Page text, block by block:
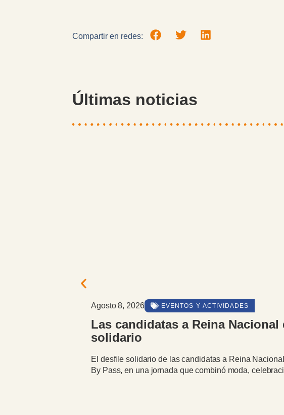
Compartir en redes:
Últimas noticias
Agosto 8, 2026 EVENTOS Y ACTIVIDADES
Las candidatas a Reina
solidario
El desfile solidario de las candidatas a Reina
By Pass, en una jornada que combinó moda,